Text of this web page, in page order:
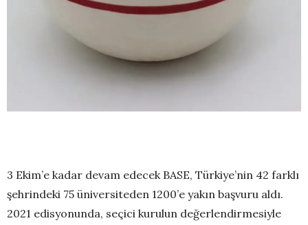
3 Ekim’e kadar devam edecek BASE, Türkiye’nin 42 farklı
şehrindeki 75 üniversiteden 1200’e yakın başvuru aldı.
2021 edisyonunda, seçici kurulun değerlendirmesiyle